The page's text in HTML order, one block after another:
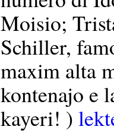
Moisio;
Schiller,
maxim alta
kontenajo e
kayeri! )